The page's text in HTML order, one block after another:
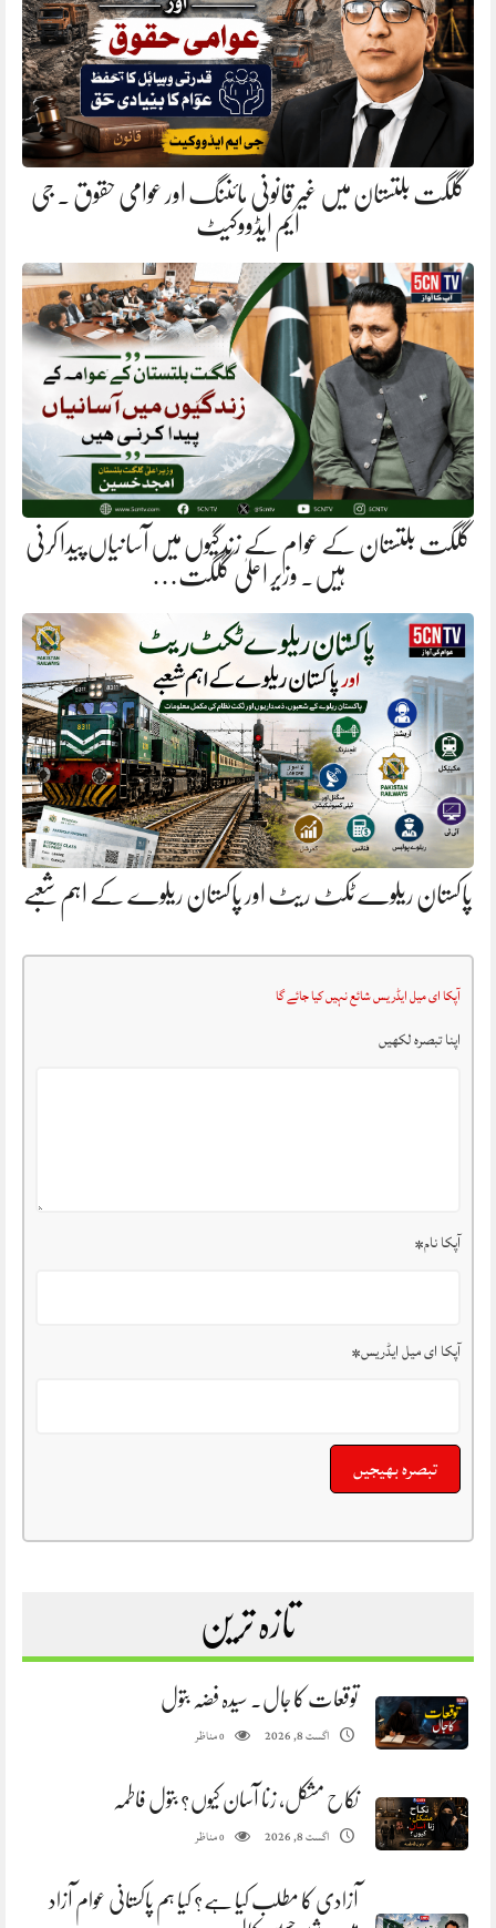
گلگت بلتستان میں غیر قانونی مائننگ اور عوامی حقوق . جی
ایم ایڈووکیٹ
گلگت بلتستان کے عوام کے زندگیوں میں آسانیاں پیدا کرنی
ہیں. وزیر اعلیٰ گلگت…
پاکستان ریلوے ٹکٹ ریٹ اور پاکستان ریلوے کے اہم شعبے
آپکا ای میل ایڈریس شائع نہیں کیا جائے گا
اپنا تبصرہ لکھیں
آپکا نام*
آپکا ای میل ایڈریس*
تازہ ترین
توقعات کا جال. سیدہ فضہ بتول
اگست 8, 2026 0مناظر
نکاح مشکل، زنا آسان کیوں؟ بتول فاطمہ
اگست 8, 2026 0مناظر
آزادی کا مطلب کیا ہے؟ کیا ہم پاکستانی عوام آزاد